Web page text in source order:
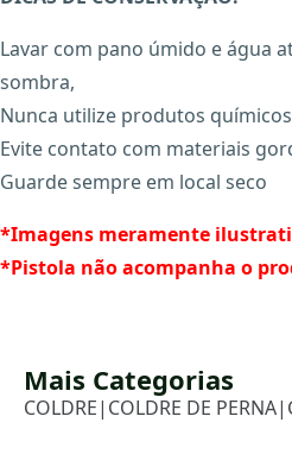
Lavar com pano úmido e água
sombra,
Nunca utilize produtos
Evite contato com materiais
Guarde sempre em local seco
*Imagens meramente
*Pistola não acompanha o
Mais Categorias
COLDRE| COLDRE DE PERNA|